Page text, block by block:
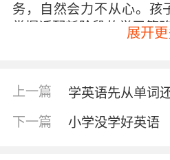
务，自然会力不从心。孩
掌握适配新阶段的学习策
复信心与兴趣 发现孩子落
更多的上课时间，而是学
在英语课堂上害怕开口的
班，心门也可能是关闭的
时放下分数和排名，与孩
展开
上一篇 学英语先从单词
下一篇 小学没学好英语